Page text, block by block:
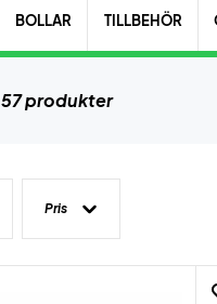
BOLLAR TILLBEHÖR
57 produkter
Pris